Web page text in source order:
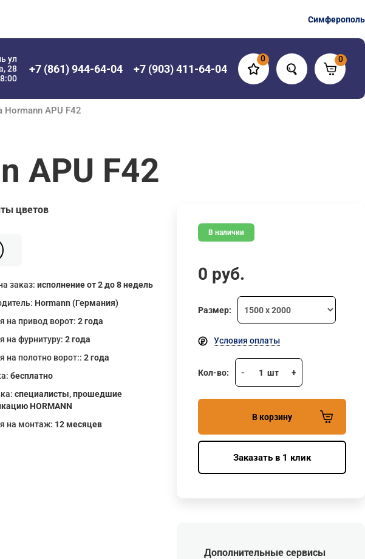
Симферополь
ул
28
+7 (861) 944-64-04 +7 (903) 411-64-04
0 0
APU F42
APU F42
цветов
заказ:исполнение от 2 до 8 недель
Hormann (Германия)
на привод ворот:2 года
на фурнитуру:2 года
на полотно ворот::2 года
бесплатно
специалисты, прошедшие
HORMANN
на монтаж: 12 месяцев
В наличии
0 руб.
Размер:
Условия оплаты
Кол-во: - 1 шт +
В корзину
Заказать в 1 клик
Дополнительные сервисы